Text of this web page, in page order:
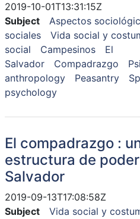
2019-10-01T13:31:15Z
Subject
Aspectos
sociales
Vida social y
social
Campesinos
El
Salvador
Compadrazgo
anthropology
Peasantry
psychology
El compadrazgo :
estructura de poder
Salvador
2019-09-13T17:08:58Z
Subject
Vida social y